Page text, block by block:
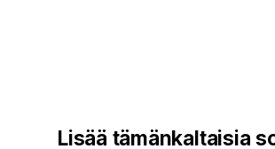
Lisää tämänkaltaisia